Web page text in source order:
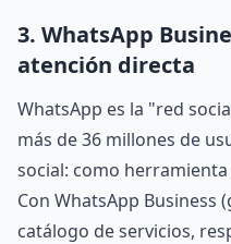
3. WhatsApp
atención directa
WhatsApp es la "red
más de 36 millones de
social: como
Con WhatsApp Business
catálogo de servicios,